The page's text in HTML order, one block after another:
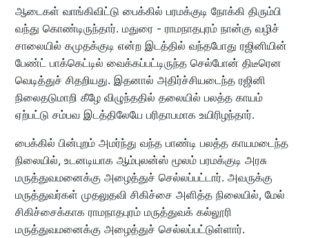
ஆடைகள் வாங்கிவிட்டு பைக்கில் பரமக்குடி நோக்கி திரும்பி
வந்து கொண்டிருந்தார். மதுரை - ராமநாதபுரம் நான்கு வழிச்
சாலையில் கமுதக்குடி என்ற இடத்தில் வந்தபோது ரஜினியின்
பேண்ட் பாக்கெட்டில் வைக்கப்பட்டிருந்த செல்போன் திடீரென
வெடித்துச் சிதறியது. இதனால் அதிர்ச்சியடைந்த ரஜினி
நிலைதடுமாறி கீழே விழுந்ததில் தலையில் பலத்த காயம்
ஏற்பட்டு சம்பவ இடத்திலேயே பரிதாபமாக உயிரிழந்தார்.
பைக்கில் பின்புறம் அமர்ந்து வந்த பாண்டி பலத்த காயமடைந்த
நிலையில், உடனடியாக ஆம்புலன்ஸ் மூலம் பரமக்குடி அரசு
மருத்துவமனைக்கு அழைத்துச் செல்லப்பட்டார். அவருக்கு
மருத்துவர்கள் முதலுதவி சிகிச்சை அளித்த நிலையில், மேல்
சிகிச்சைக்காக ராமநாதபுரம் மருத்துவக் கல்லூரி
மருத்துவமனைக்கு அழைத்துச் செல்லப்பட்டுள்ளார்.